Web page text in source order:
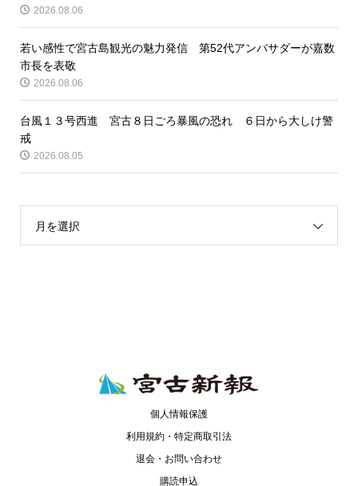
2026.08.06
若い感性で宮古島観光の魅力発信 第52代アンバサダーが嘉数
市長を表敬
2026.08.06
台風１３号西進 宮古８日ごろ暴風の恐れ ６日から大しけ警
戒
2026.08.05
月を選択
個人情報保護
利用規約・特定商取引法
退会・お問い合わせ
購読申込